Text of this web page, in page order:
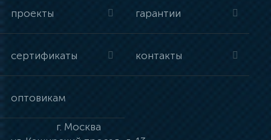
проекты гарантии
сертификаты контакты
оптовикам
г. Москва